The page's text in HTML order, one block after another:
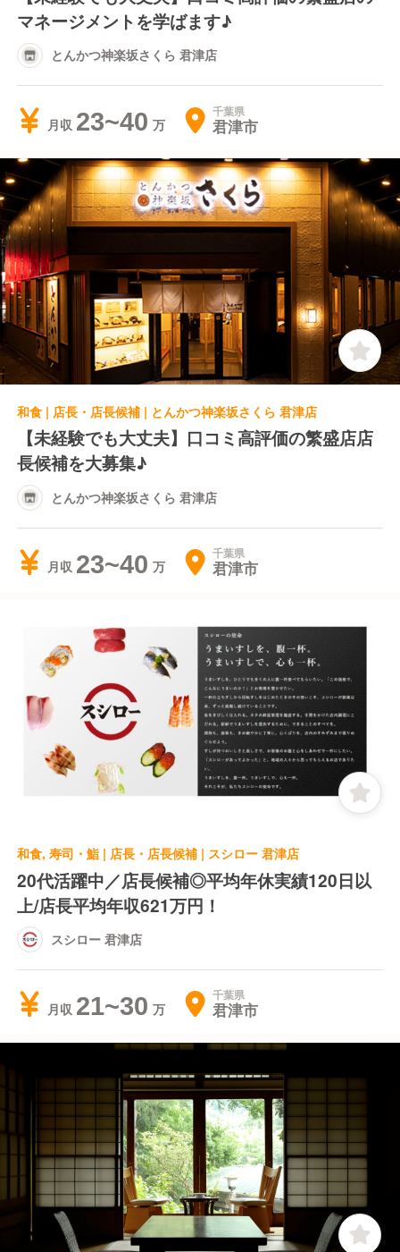
マネージメントを学ばます♪
とんかつ神楽坂さくら 君津店
月収 23~40 千葉県
君津市
和食 | 店長・店長候補 | とんかつ神楽坂さくら 君津店
【未経験でも大丈夫】口コミ高評価の繁盛店店
長候補を大募集♪
とんかつ神楽坂さくら 君津店
月収 23~40 千葉県
君津市
和食, 寿司・鮨 | 店長・店長候補 | スシロー 君津店
20代活躍中／店長候補◎平均年休実績120日以
上/店長平均年収621万円！
スシロー 君津店
月収 21~30 千葉県
君津市